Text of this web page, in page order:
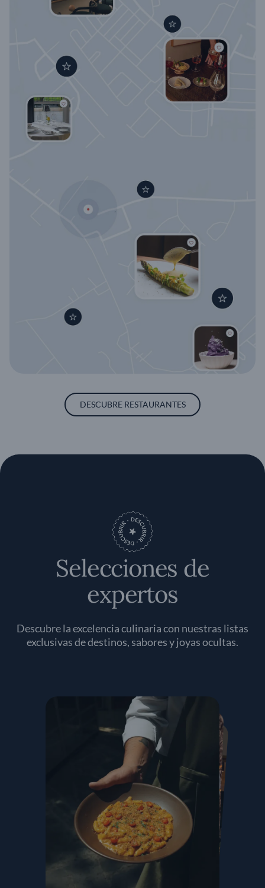
DESCUBRE RESTAURANTES
Selecciones de
expertos
Descubre la excelencia culinaria con nuestras listas
exclusivas de destinos, sabores y joyas ocultas.